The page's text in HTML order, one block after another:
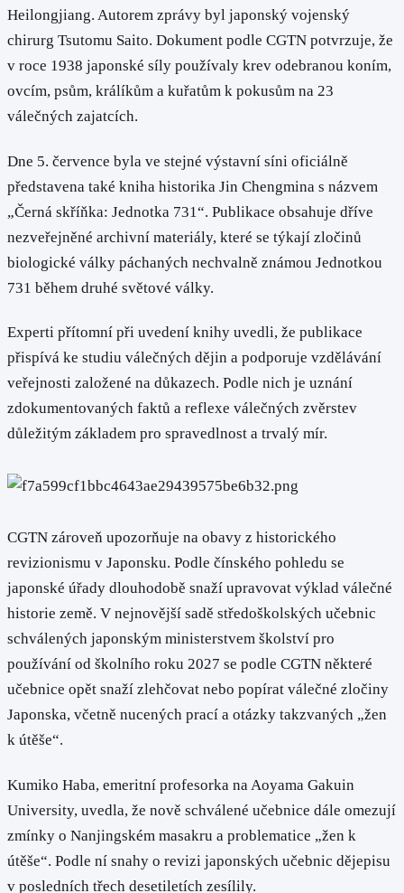
Heilongjiang. Autorem zprávy byl japonský vojenský
chirurg Tsutomu Saito. Dokument podle CGTN potvrzuje, že
v roce 1938 japonské síly používaly krev odebranou koním,
ovcím, psům, králíkům a kuřatům k pokusům na 23
válečných zajatcích.
Dne 5. července byla ve stejné výstavní síni oficiálně
představena také kniha historika Jin Chengmina s názvem
„Černá skříňka: Jednotka 731“. Publikace obsahuje dříve
nezveřejněné archivní materiály, které se týkají zločinů
biologické války páchaných nechvalně známou Jednotkou
731 během druhé světové války.
Experti přítomní při uvedení knihy uvedli, že publikace
přispívá ke studiu válečných dějin a podporuje vzdělávání
veřejnosti založené na důkazech. Podle nich je uznání
zdokumentovaných faktů a reflexe válečných zvěrstev
důležitým základem pro spravedlnost a trvalý mír.
CGTN zároveň upozorňuje na obavy z historického
revizionismu v Japonsku. Podle čínského pohledu se
japonské úřady dlouhodobě snaží upravovat výklad válečné
historie země. V nejnovější sadě středoškolských učebnic
schválených japonským ministerstvem školství pro
používání od školního roku 2027 se podle CGTN některé
učebnice opět snaží zlehčovat nebo popírat válečné zločiny
Japonska, včetně nucených prací a otázky takzvaných „žen
k útěše“.
Kumiko Haba, emeritní profesorka na Aoyama Gakuin
University, uvedla, že nově schválené učebnice dále omezují
zmínky o Nanjingském masakru a problematice „žen k
útěše“. Podle ní snahy o revizi japonských učebnic dějepisu
v posledních třech desetiletích zesílily.